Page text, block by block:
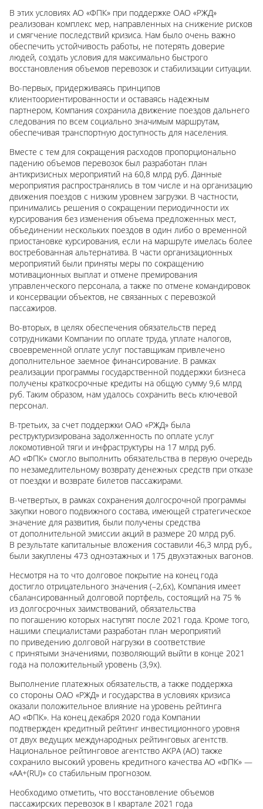
В этих условиях АО «ФПК» при поддержке ОАО «РЖД»
реализован комплекс мер, направленных на снижение рисков
и смягчение последствий кризиса. Нам было очень важно
обеспечить устойчивость работы, не потерять доверие
людей, создать условия для максимально быстрого
восстановления объемов перевозок и стабилизации ситуации.
Во-первых, придерживаясь принципов
клиентоориентированности и оставаясь надежным
партнером, Компания сохранила движение поездов дальнего
следования по всем социально значимым маршрутам,
обеспечивая транспортную доступность для населения.
Вместе с тем для сокращения расходов пропорционально
падению объемов перевозок был разработан план
антикризисных мероприятий на 60,8 млрд руб. Данные
мероприятия распространялись в том числе и на организацию
движения поездов с низким уровнем загрузки. В частности,
принимались решения о сокращении периодичности их
курсирования без изменения объема предложенных мест,
объединении нескольких поездов в один либо о временной
приостановке курсирования, если на маршруте имелась более
востребованная альтернатива. В части организационных
мероприятий были приняты меры по сокращению
мотивационных выплат и отмене премирования
управленческого персонала, а также по отмене командировок
и консервации объектов, не связанных с перевозкой
пассажиров.
Во-вторых, в целях обеспечения обязательств перед
сотрудниками Компании по оплате труда, уплате налогов,
своевременной оплате услуг поставщикам привлечено
дополнительное заемное финансирование. В рамках
реализации программы государственной поддержки бизнеса
получены краткосрочные кредиты на общую сумму9,6 млрд
руб. Таким образом, нам удалось сохранить весь ключевой
персонал.
В-третьих, за счет поддержки ОАО «РЖД» была
реструктуризирована задолженность по оплате услуг
локомотивной тяги и инфраструктуры на 17 млрд руб.
АО «ФПК» смогло выполнить обязательства в первую очередь
по незамедлительному возврату денежных средств при отказе
от поездки и возврате билетов пассажирами.
В-четвертых, в рамках сохранения долгосрочной программы
закупки нового подвижного состава, имеющей стратегическое
значение для развития, были получены средства
от дополнительной эмиссии акций в размере 20 млрд руб.
В результате капитальные вложения составили 46,3 млрд руб.,
были закуплены 473 одноэтажных и 175 двухэтажных вагонов.
Несмотря на то что долговое покрытие на конец года
достигло отрицательного значения (–2,6х), Компания имеет
сбалансированный долговой портфель, состоящий на 75 %
из долгосрочных заимствований, обязательства
по погашению которых наступят после 2021 года. Кроме того,
нашими специалистами разработан план мероприятий
по приведению долговой нагрузки в соответствие
с принятыми значениями, позволяющий выйти в конце 2021
года на положительный уровень (3,9х).
Выполнение платежных обязательств, а также поддержка
со стороны ОАО «РЖД» и государства в условиях кризиса
оказали положительное влияние на уровень рейтинга
АО «ФПК». На конец декабря 2020 года Компании
подтвержден кредитный рейтинг инвестиционного уровня
от двух ведущих международных рейтинговых агентств.
Национальное рейтинговое агентство АКРА (АО) также
сохранило высокий уровень кредитного качества АО «ФПК» —
«АА+(RU)» со стабильным прогнозом.
Необходимо отметить, что восстановление объемов
пассажирских перевозок в I квартале 2021 года